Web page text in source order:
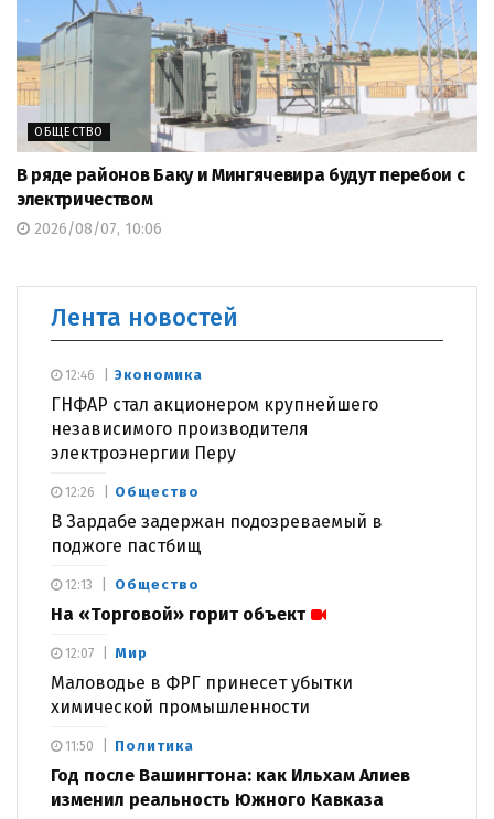
ОБЩЕСТВО
В ряде районов Баку и Мингячевира будут перебои с
электричеством
2026/08/07, 10:06
Лента новостей
Экономика
ГНФАР стал акционером крупнейшего
независимого производителя
электроэнергии Перу
12:46
Общество
В Зардабе задержан подозреваемый в
поджоге пастбищ
12:26
Общество
На «Торговой» горит объект
12:13
Мир
Маловодье в ФРГ принесет убытки
химической промышленности
12:07
Политика
Год после Вашингтона: как Ильхам Алиев
изменил реальность Южного Кавказа
11:50